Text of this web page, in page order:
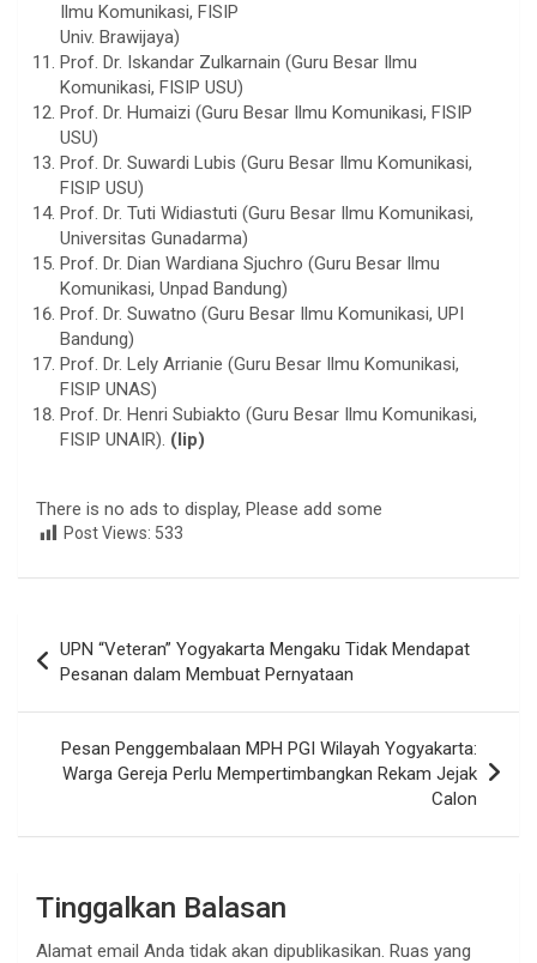
Ilmu Komunikasi, FISIP
Univ. Brawijaya)
Prof. Dr. Iskandar Zulkarnain (Guru Besar Ilmu
Komunikasi, FISIP USU)
Prof. Dr. Humaizi (Guru Besar Ilmu Komunikasi, FISIP
USU)
Prof. Dr. Suwardi Lubis (Guru Besar Ilmu Komunikasi,
FISIP USU)
Prof. Dr. Tuti Widiastuti (Guru Besar Ilmu Komunikasi,
Universitas Gunadarma)
Prof. Dr. Dian Wardiana Sjuchro (Guru Besar Ilmu
Komunikasi, Unpad Bandung)
Prof. Dr. Suwatno (Guru Besar Ilmu Komunikasi, UPI
Bandung)
Prof. Dr. Lely Arrianie (Guru Besar Ilmu Komunikasi,
FISIP UNAS)
Prof. Dr. Henri Subiakto (Guru Besar Ilmu Komunikasi,
FISIP UNAIR). (lip)
There is no ads to display, Please add some
Post Views: 533
pos
UPN “Veteran” Yogyakarta Mengaku Tidak Mendapat
Pesanan dalam Membuat Pernyataan
Pesan Penggembalaan MPH PGI Wilayah Yogyakarta:
Warga Gereja Perlu Mempertimbangkan Rekam Jejak
Calon
Tinggalkan Balasan
Alamat email Anda tidak akan dipublikasikan. Ruas yang